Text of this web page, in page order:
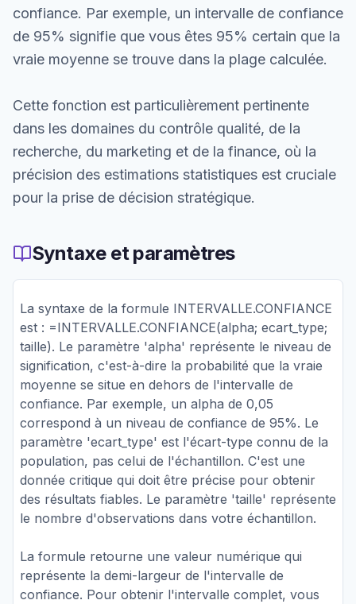
confiance. Par exemple, un intervalle de confiance
de 95% signifie que vous êtes 95% certain que la
vraie moyenne se trouve dans la plage calculée.
Cette fonction est particulièrement pertinente
dans les domaines du contrôle qualité, de la
recherche, du marketing et de la finance, où la
précision des estimations statistiques est cruciale
pour la prise de décision stratégique.
Syntaxe et paramètres
La syntaxe de la formule INTERVALLE.CONFIANCE
est : =INTERVALLE.CONFIANCE(alpha; ecart_type;
taille). Le paramètre 'alpha' représente le niveau de
signification, c'est-à-dire la probabilité que la vraie
moyenne se situe en dehors de l'intervalle de
confiance. Par exemple, un alpha de 0,05
correspond à un niveau de confiance de 95%. Le
paramètre 'ecart_type' est l'écart-type connu de la
population, pas celui de l'échantillon. C'est une
donnée critique qui doit être précise pour obtenir
des résultats fiables. Le paramètre 'taille' représente
le nombre d'observations dans votre échantillon.
La formule retourne une valeur numérique qui
représente la demi-largeur de l'intervalle de
confiance. Pour obtenir l'intervalle complet, vous